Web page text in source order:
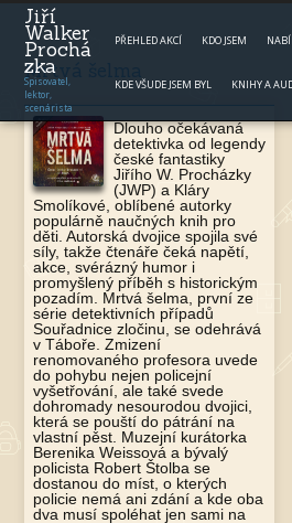
Jiří
Walker
Prochá
zka
Spisovatel,
lektor,
scenárista
PŘEHLED AKCÍ KDO JSEM
KDE VŠUDE JSEM BYL KNIHY A
Mrtvá šelma
Dlouho očekávaná
detektivka od legendy
české fantastiky
Jiřího W. Procházky
(JWP) a Kláry
Smolíkové, oblíbené autorky
populárně naučných knih pro
děti. Autorská dvojice spojila své
síly, takže čtenáře čeká napětí,
akce, svérázný humor i
promyšlený příběh s historickým
pozadím. Mrtvá šelma, první ze
série detektivních případů
Souřadnice zločinu, se odehrává
v Táboře. Zmizení
renomovaného profesora uvede
do pohybu nejen policejní
vyšetřování, ale také svede
dohromady nesourodou dvojici,
která se pouští do pátrání na
vlastní pěst. Muzejní kurátorka
Berenika Weissová a bývalý
policista Robert Štolba se
dostanou do míst, o kterých
policie nemá ani zdání a kde oba
dva musí spoléhat jen sami na